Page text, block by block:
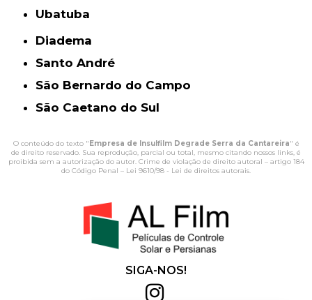
Ubatuba
Diadema
Santo André
São Bernardo do Campo
São Caetano do Sul
O conteúdo do texto " Empresa de Insulfilm Degrade Serra da Cantareira" é
de direito reservado. Sua reprodução, parcial ou total, mesmo citando nossos links, é
proibida sem a autorização do autor. Crime de violação de direito autoral – artigo 184
do Código Penal – Lei 9610/98 - Lei de direitos autorais.
SIGA-NOS!